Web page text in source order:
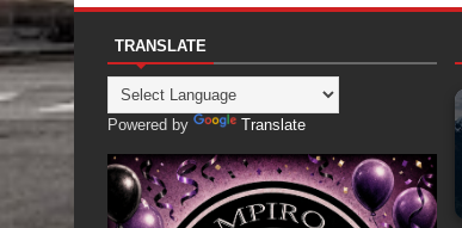
TRANSLATE
Powered by Translate